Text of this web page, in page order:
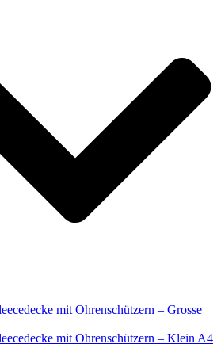
mit Ohrenschützern – Grosse
mit Ohrenschützern – Klein A4